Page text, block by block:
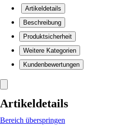
Artikeldetails
Beschreibung
Produktsicherheit
Weitere Kategorien
Kundenbewertungen
Artikeldetails
Bereich überspringen